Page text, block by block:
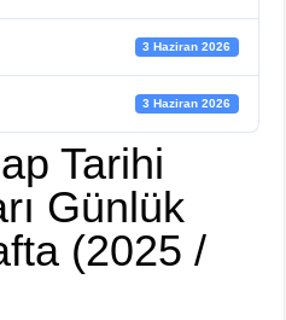
3 Haziran 2026
3 Haziran 2026
Tarihi
Günlük
(2025 /